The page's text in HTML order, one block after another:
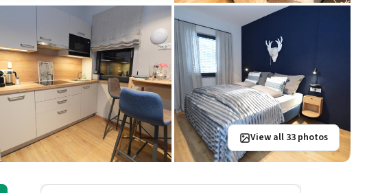
View all 33 photos